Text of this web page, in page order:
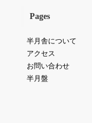
Pages
半月舎について
アクセス
お問い合わせ
半月盤